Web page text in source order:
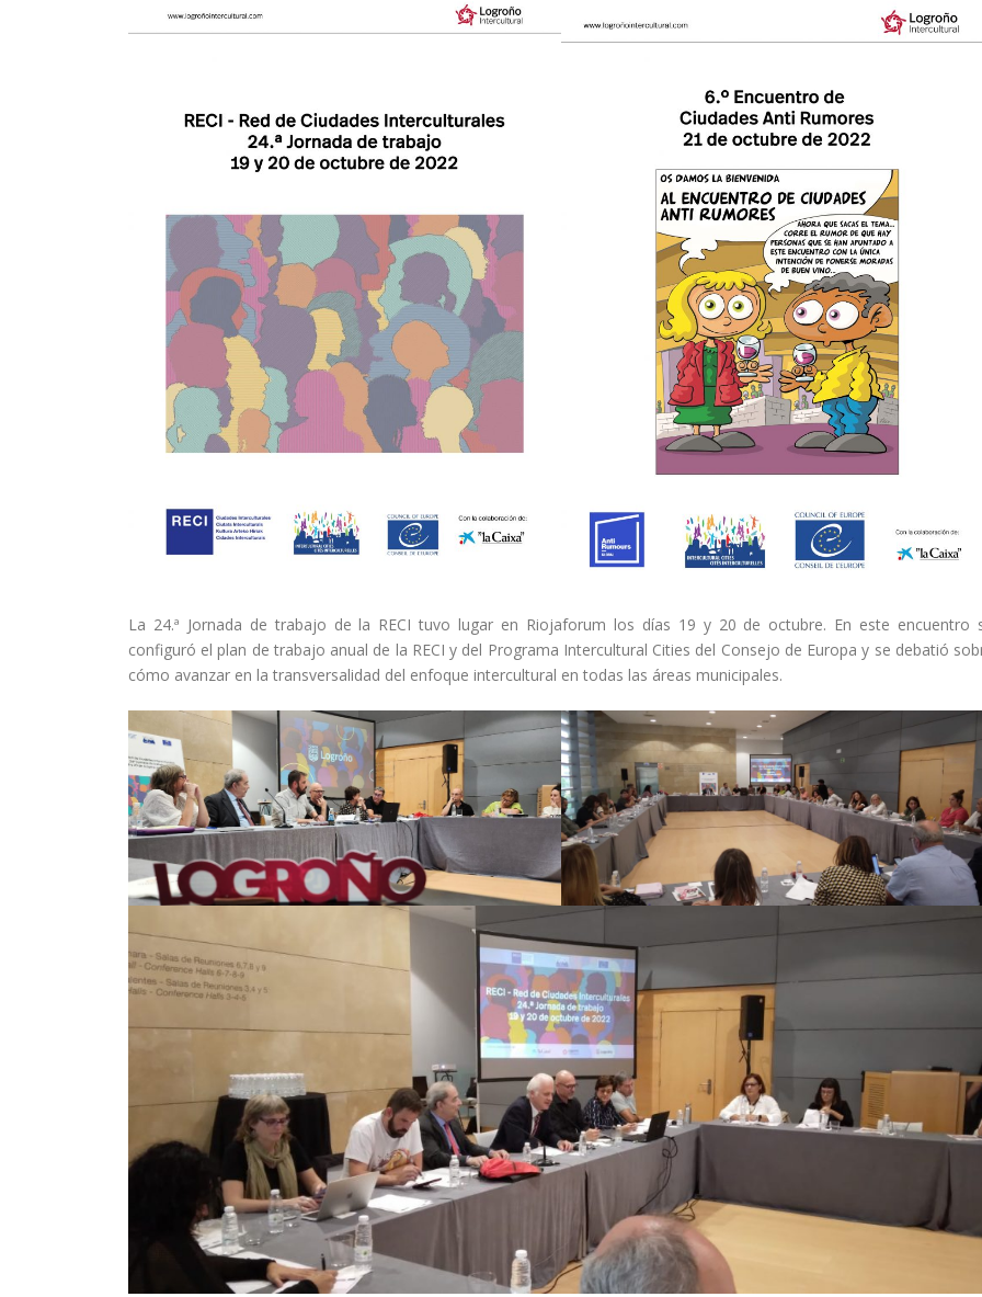
La 24.ª Jornada de trabajo de la RECI tuvo lugar en Riojaforum los días 19 y 20 de octubre. En este encuentro
configuró el plan de trabajo anual de la RECI y del Programa Intercultural Cities del Consejo de Europa y se debatió
cómo avanzar en la transversalidad del enfoque intercultural en todas las áreas municipales.